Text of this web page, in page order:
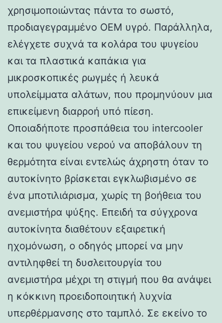
χρησιμοποιώντας πάντα το σωστό,
προδιαγεγραμμένο OEM υγρό. Παράλληλα,
ελέγχετε συχνά τα κολάρα του ψυγείου
και τα πλαστικά καπάκια για
μικροσκοπικές ρωγμές ή λευκά
υπολείμματα αλάτων, που προμηνύουν μια
επικείμενη διαρροή υπό πίεση.
Οποιαδήποτε προσπάθεια του intercooler
και του ψυγείου νερού να αποβάλουν τη
θερμότητα είναι εντελώς άχρηστη όταν το
αυτοκίνητο βρίσκεται εγκλωβισμένο σε
ένα μποτιλιάρισμα, χωρίς τη βοήθεια του
ανεμιστήρα ψύξης. Επειδή τα σύγχρονα
αυτοκίνητα διαθέτουν εξαιρετική
ηχομόνωση, ο οδηγός μπορεί να μην
αντιληφθεί τη δυσλειτουργία του
ανεμιστήρα μέχρι τη στιγμή που θα ανάψει
η κόκκινη προειδοποιητική λυχνία
υπερθέρμανσης στο ταμπλό. Σε εκείνο το